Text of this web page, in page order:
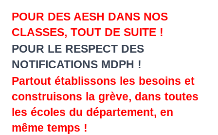
POUR DES AESH DANS NOS
CLASSES, TOUT DE SUITE !
POUR LE RESPECT DES
NOTIFICATIONS MDPH !
Partout établissons les besoins et
construisons la grève, dans toutes
les écoles du département, en
même temps !